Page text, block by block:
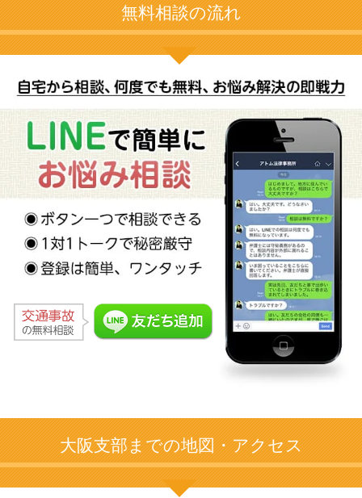
無料相談の流れ
大阪支部までの地図・アクセス